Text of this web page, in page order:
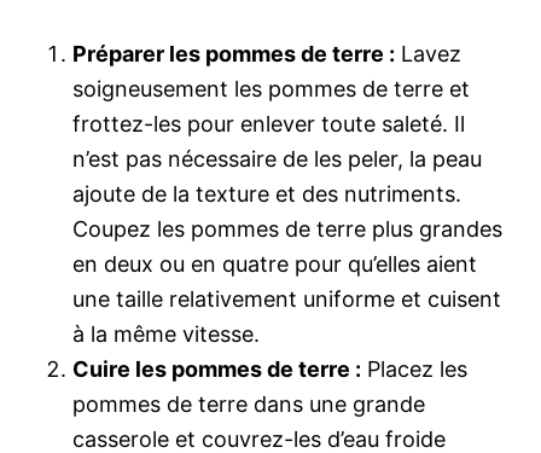
Préparer les pommes de terre : Lavez
soigneusement les pommes de terre et
frottez-les pour enlever toute saleté. Il
n’est pas nécessaire de les peler, la peau
ajoute de la texture et des nutriments.
Coupez les pommes de terre plus grandes
en deux ou en quatre pour qu’elles aient
une taille relativement uniforme et cuisent
à la même vitesse.
Cuire les pommes de terre : Placez les
pommes de terre dans une grande
casserole et couvrez-les d’eau froide